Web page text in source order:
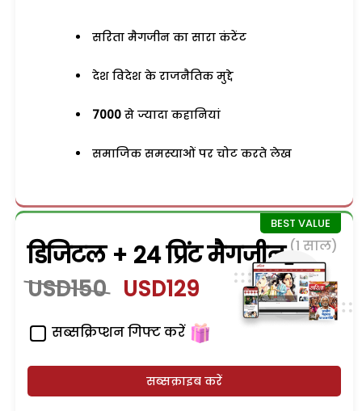
सरिता मैगजीन का सारा कंटेंट
देश विदेश के राजनैतिक मुद्दे
7000 से ज्यादा कहानियां
समाजिक समस्याओं पर चोट करते लेख
डिजिटल + 24 प्रिंट मैगजीन (1 साल)
USD150 USD129
सब्सक्रिप्शन गिफ्ट करें
सब्सक्राइब करें